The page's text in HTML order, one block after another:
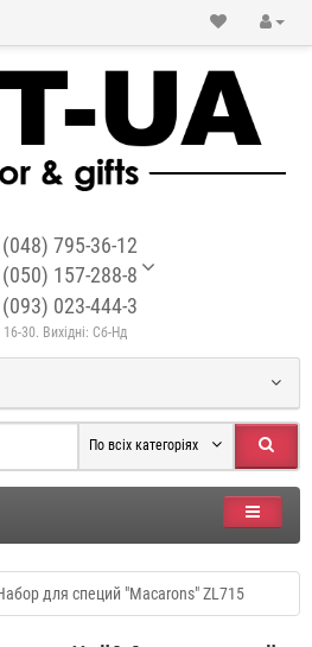
(048) 795-36-12
(050) 157-288-8
(093) 023-444-3
30. Вихідні: Сб-Нд
По всіх категоріях
для специй "Macarons" ZL715